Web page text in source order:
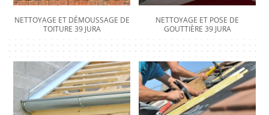
NETTOYAGE ET DÉMOUSSAGE DE
TOITURE 39 JURA
NETTOYAGE ET POSE DE
GOUTTIÈRE 39 JURA